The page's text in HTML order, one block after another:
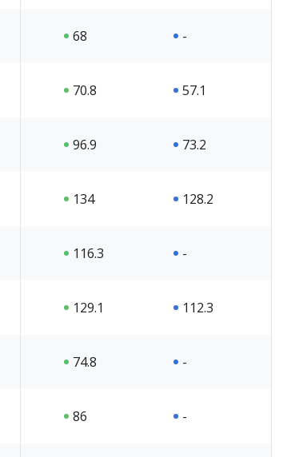
68 -
70.8 57.1
96.9 73.2
134 128.2
116.3 -
129.1 112.3
74.8 -
86 -